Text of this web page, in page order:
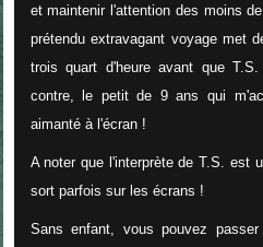
et maintenir l'attention des moins
prétendu extravagant voyage met
trois quart d'heure avant que
contre, le petit de 9 ans qui
aimanté à l'écran !
A noter que l'interprète de T.S. est
sort parfois sur les écrans !
Sans enfant, vous pouvez